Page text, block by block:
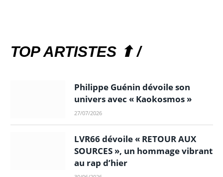
TOP ARTISTES ⬆ /
Philippe Guénin dévoile son
univers avec « Kaokosmos »
27/07/2026
LVR66 dévoile « RETOUR AUX
SOURCES », un hommage vibrant
au rap d’hier